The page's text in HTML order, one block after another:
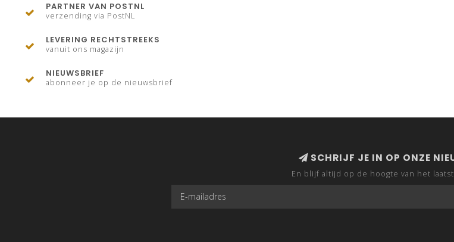
PARTNER VAN POSTNL
verzending via PostNL
LEVERING RECHTSTREEKS
vanuit ons magazijn
NIEUWSBRIEF
abonneer je op de nieuwsbrief
SCHRIJF JE IN OP ONZE
En blijf altijd op de hoogte van het